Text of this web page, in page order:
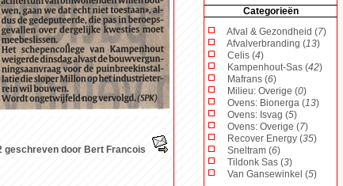
geschreven door Bert Francois
Categorieën
Afval & Gezondheid (7)
Afvalverbranding (13)
Celis (4)
Kampenhout-Sas (42)
Mafrans (6)
Milieu: Overige (0)
Ovens: Bionerga (13)
Ovens: Isvag (5)
Ovens: Overige (7)
Recover Energy (35)
Sneltram (6)
Tildonk Sas (3)
Van Gansewinkel (5)